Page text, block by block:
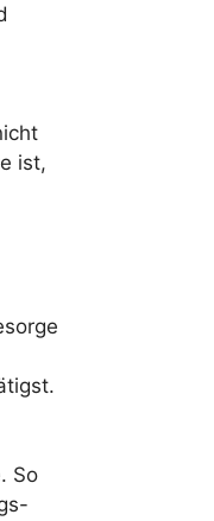
ist,
So